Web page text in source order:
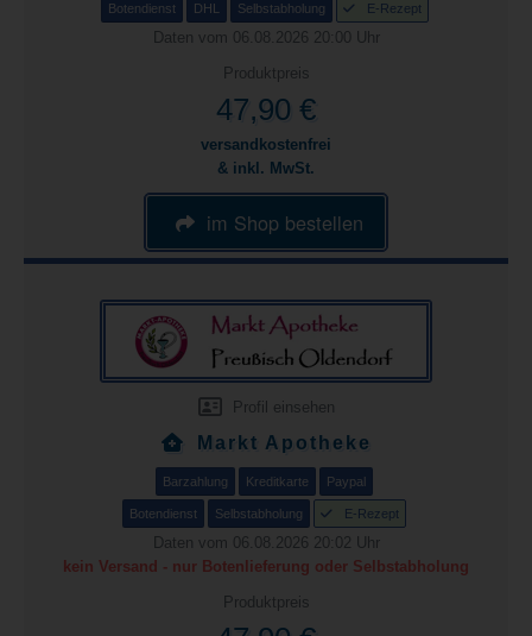
Botendienst DHL Selbstabholung E-Rezept
Daten vom 06.08.2026 20:00 Uhr
Produktpreis
47,90 €
versandkostenfrei
& inkl. MwSt.
im Shop bestellen
Profil einsehen
Markt Apotheke
Barzahlung Kreditkarte Paypal
Botendienst Selbstabholung E-Rezept
Daten vom 06.08.2026 20:02 Uhr
kein Versand - nur Botenlieferung oder Selbstabholung
Produktpreis